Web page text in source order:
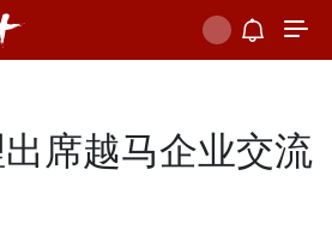
席越马企业交流